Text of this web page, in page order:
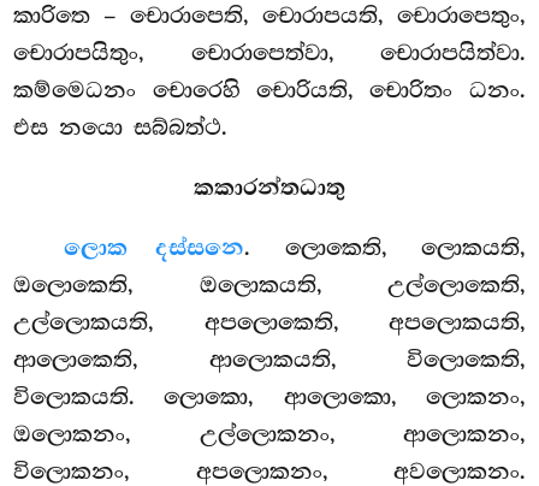
කාරිතෙ – චොරාපෙති, චොරාපයති, චොරාපෙතුං,
චොරාපයිතුං, චොරාපෙත්වා, චොරාපයිත්වා.
කම්මෙධනං චොරෙහි චොරියති, චොරිතං ධනං.
එස නයො සබ්බත්ථ.
කකාරන්තධාතු
ලොක දස්සනෙ. ලොකෙති, ලොකයති,
ඔලොකෙති, ඔලොකයති, උල්ලොකෙති,
උල්ලොකයති, අපලොකෙති, අපලොකයති,
ආලොකෙති, ආලොකයති, විලොකෙති,
විලොකයති. ලොකො, ආලොකො, ලොකනං,
ඔලොකනං, උල්ලොකනං, ආලොකනං,
විලොකනං, අපලොකනං, අවලොකනං.